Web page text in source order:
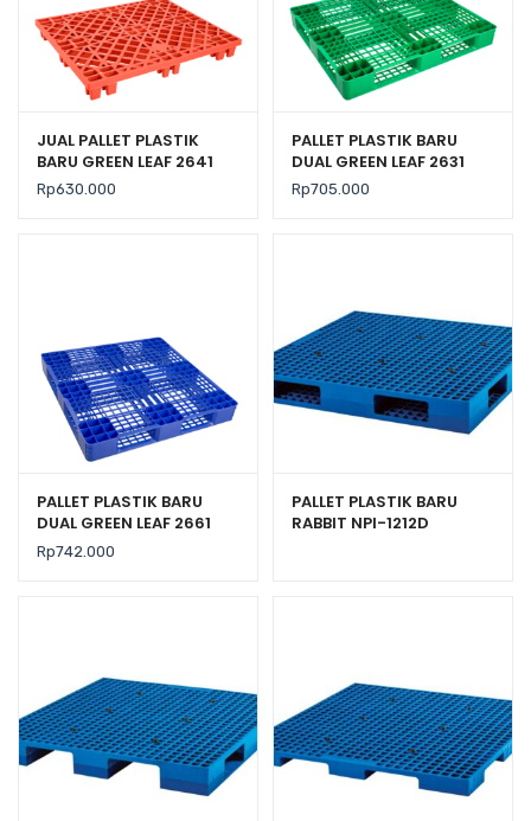
JUAL PALLET PLASTIK
BARU GREEN LEAF 2641
UKURAN 120x100x14 CM
Rp630.000
PALLET PLASTIK BARU
DUAL GREEN LEAF 2631
UKURAN 120x100x14 CM
Rp705.000
PALLET PLASTIK BARU
DUAL GREEN LEAF 2661
UKURAN 110x110x14 CM
Rp742.000
PALLET PLASTIK BARU
RABBIT NPI-1212D